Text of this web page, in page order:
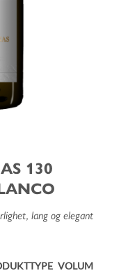
130
lang og elegant
VOLUM